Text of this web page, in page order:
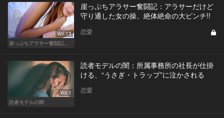
Vol.13
崖っぷちアラサー奮闘記：アラサーだけど
守り通した女の操、絶体絶命の大ピンチ!!
恋愛
Vol.1
読者モデルの闇
読者モデルの闇：所属事務所の社長が仕掛
ける、“うさぎ・トラップ”に泣かされる
恋愛